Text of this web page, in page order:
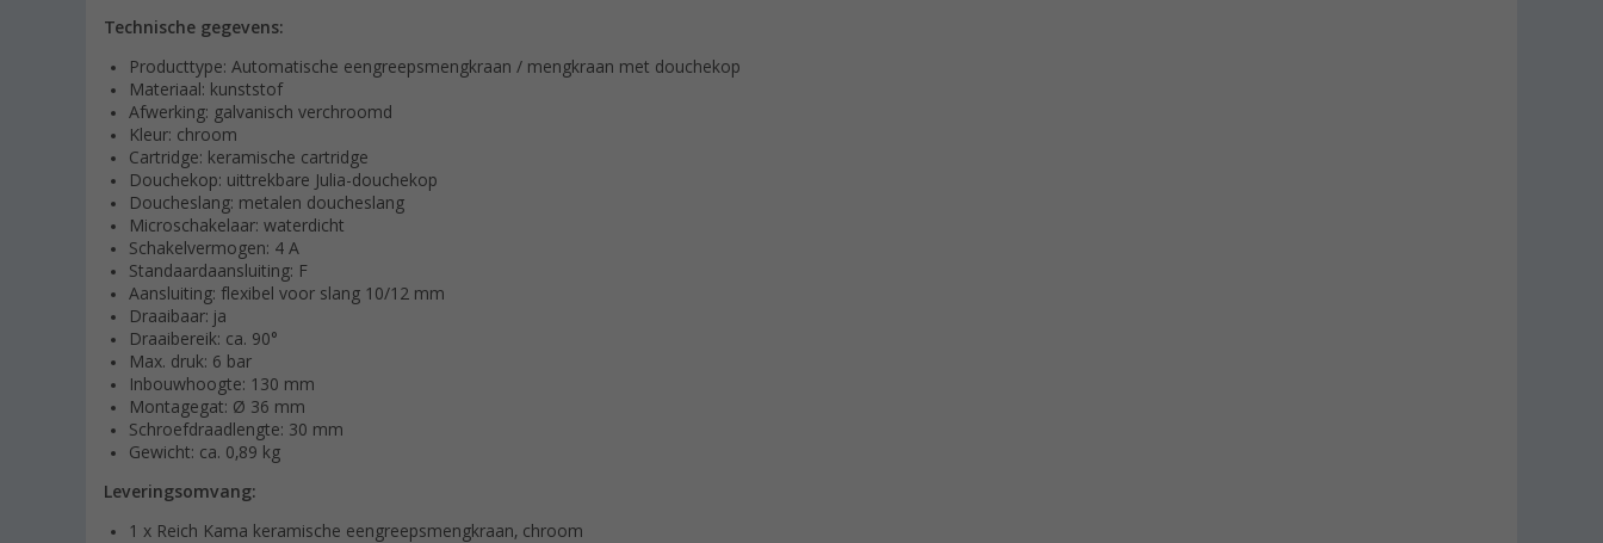
Technische gegevens:
Producttype: Automatische eengreepsmengkraan / mengkraan met douchekop
Materiaal: kunststof
Afwerking: galvanisch verchroomd
Kleur: chroom
Cartridge: keramische cartridge
Douchekop: uittrekbare Julia-douchekop
Doucheslang: metalen doucheslang
Microschakelaar: waterdicht
Schakelvermogen: 4 A
Standaardaansluiting: F
Aansluiting: flexibel voor slang 10/12 mm
Draaibaar: ja
Draaibereik: ca. 90°
Max. druk: 6 bar
Inbouwhoogte: 130 mm
Montagegat: Ø 36 mm
Schroefdraadlengte: 30 mm
Gewicht: ca. 0,89 kg
Leveringsomvang:
1 x Reich Kama keramische eengreepsmengkraan, chroom